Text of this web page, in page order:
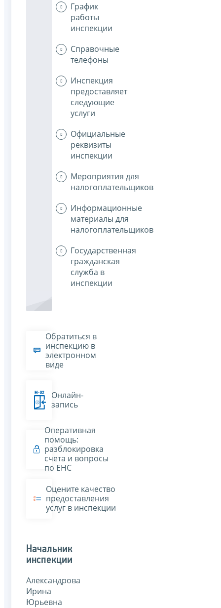
График
работы
инспекции
Справочные
телефоны
Инспекция
предоставляет
следующие
услуги
Официальные
реквизиты
инспекции
Мероприятия для
налогоплательщиков
Информационные
материалы для
налогоплательщиков
Государственная
гражданская
служба в
инспекции
Обратиться в
инспекцию в
электронном
виде
Онлайн-
запись
Оперативная
помощь:
разблокировка
счета и вопросы
по ЕНС
Оцените качество
предоставления
услуг в инспекции
Начальник
инспекции
Александрова
Ирина
Юрьевна